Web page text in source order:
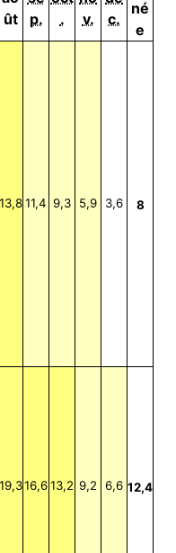
ût
p.
.
v.
c.
né
e
13,8 11,4 9,3 5,9 3,6 8
19,316,613,2 9,2 6,6 12,4